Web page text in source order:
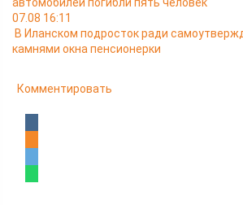
07.08 16:11
В Иланском подросток ради
камнями окна пенсионерки
Комментировать